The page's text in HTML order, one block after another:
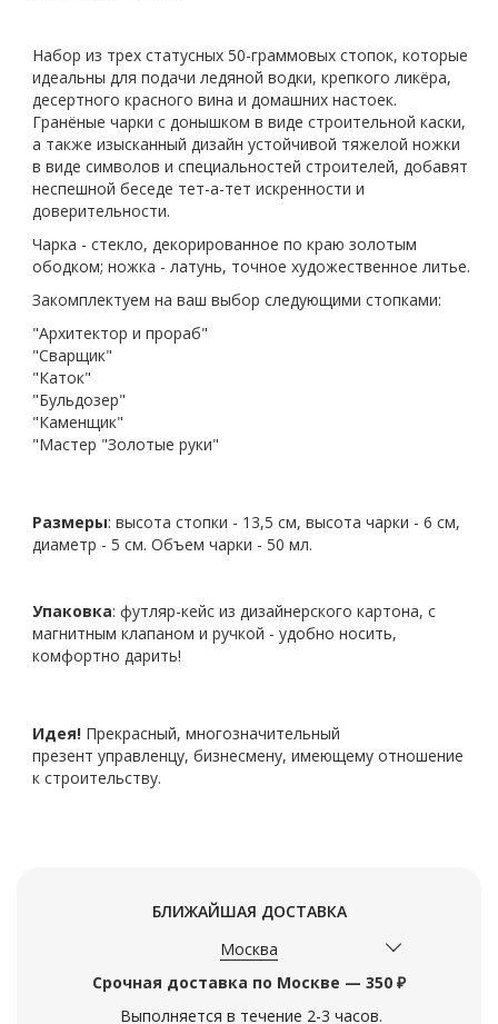
Набор из трех статусных 50-граммовых стопок, которые
идеальны для подачи ледяной водки, крепкого ликёра,
десертного красного вина и домашних настоек.
Гранёные чарки с донышком в виде строительной каски,
а также изысканный дизайн устойчивой тяжелой ножки
в виде символов и специальностей строителей, добавят
неспешной беседе тет-а-тет искренности и
доверительности.
Чарка - стекло, декорированное по краю золотым
ободком; ножка - латунь, точное художественное литье.
Закомплектуем на ваш выбор следующими стопками:
"Архитектор и прораб"
"Сварщик"
"Каток"
"Бульдозер"
"Каменщик"
"Мастер "Золотые руки"
Размеры: высота стопки - 13,5 см, высота чарки - 6 см,
диаметр - 5 см. Объем чарки - 50 мл.
Упаковка: футляр-кейс из дизайнерского картона, с
магнитным клапаном и ручкой - удобно носить,
комфортно дарить!
Идея! Прекрасный, многозначительный
презент управленцу, бизнесмену, имеющему отношение
к строительству.
БЛИЖАЙШАЯ ДОСТАВКА
Москва
Срочная доставка по Москве — 350 ₽
Выполняется в течение 2-3 часов.